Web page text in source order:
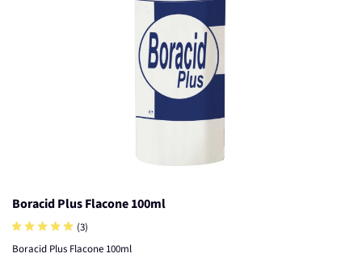
Boracid Plus Flacone 100ml
(3)
Boracid Plus Flacone 100ml